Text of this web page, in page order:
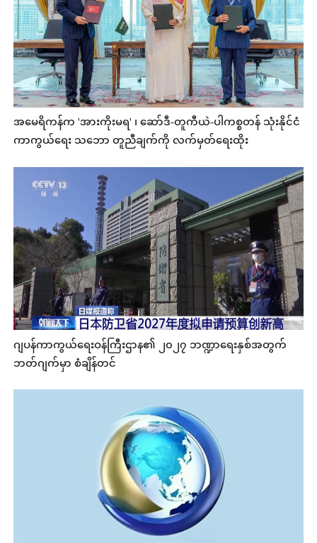
အမေရိကန်က 'အားကိုးမရ' ၊ ဆော်ဒီ-တူကီယဲ-ပါကစ္စတန် သုံးနိုင်ငံ
ကာကွယ်ရေး သဘော တူညီချက်ကို လက်မှတ်ရေးထိုး
ဂျပန်ကာကွယ်ရေးဝန်ကြီးဌာန၏ ၂၀၂၇ ဘဏ္ဍာရေးနှစ်အတွက်
ဘတ်ဂျက်မှာ စံချိန်တင်